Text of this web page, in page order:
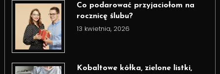
Co podarować przyjaciołom na
rocznicę ślubu?
13 kwietnia, 2026
Kobaltowe kółka, zielone listki,